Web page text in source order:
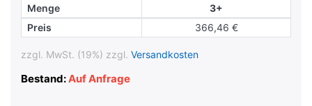
Menge
3+
Preis
366,46 €
zzgl. MwSt. (19%) zzgl. Versandkosten
Bestand:Auf Anfrage